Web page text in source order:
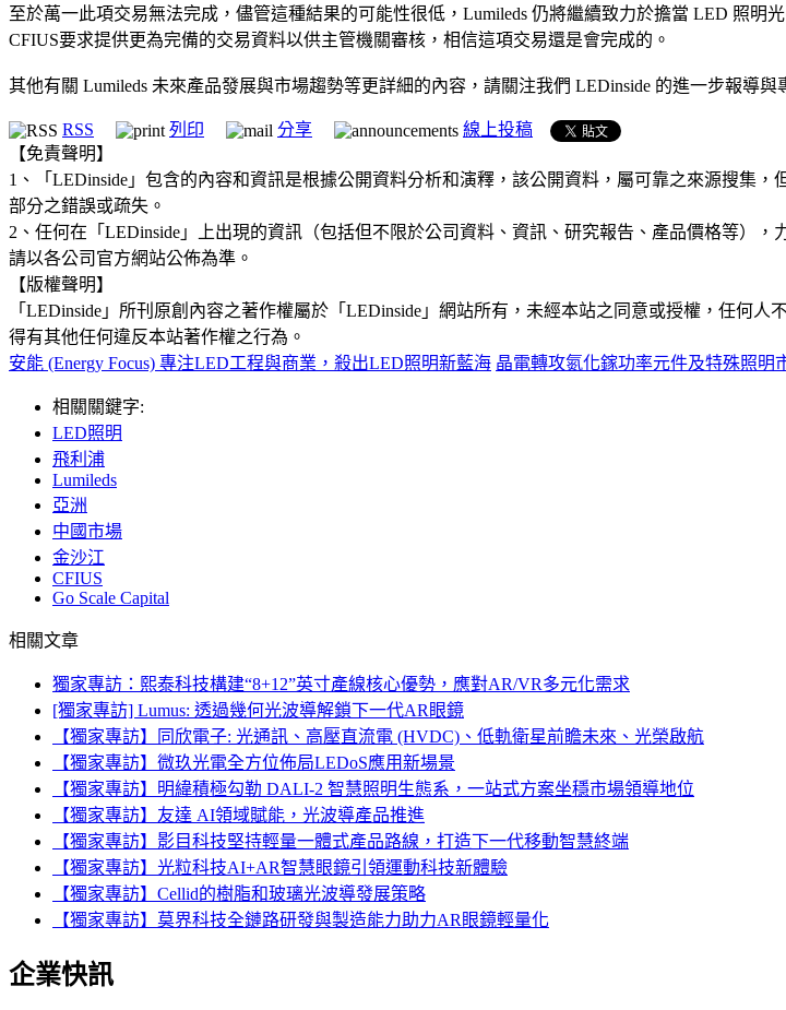
至於萬一此項交易無法完成，儘管這種結果的可能性很低，Lumileds 仍將繼續致力於擔當 LED 照
CFIUS要求提供更為完備的交易資料以供主管機關審核，相信這項交易還是會完成的。
其他有關 Lumileds 未來產品發展與市場趨勢等更詳細的內容，請關注我們 LEDinside 的進一步報導與
RSS 列印 分享
線上投稿
【免責聲明】
1、「LEDinside」包含的內容和資訊是根據公開資料分析和演釋，該公開資料，屬可靠之來源搜集
部分之錯誤或疏失。
2、任何在「LEDinside」上出現的資訊（包括但不限於公司資料、資訊、研究報告、產品價格等）
請以各公司官方網站公佈為準。
【版權聲明】
「LEDinside」所刊原創內容之著作權屬於「LEDinside」網站所有，未經本站之同意或授權，任何
得有其他任何違反本站著作權之行為。
安能 (Energy Focus) 專注LED工程與商業，殺出LED照明新藍海 晶電轉攻氮化鎵功率元件及特殊照明
相關關鍵字:
LED照明
飛利浦
Lumileds
亞洲
中國市場
金沙江
CFIUS
Go Scale Capital
相關文章
獨家專訪：熙泰科技構建“8+12”英寸產線核心優勢，應對AR/VR多元化需求
[獨家專訪] Lumus: 透過幾何光波導解鎖下一代AR眼鏡
【獨家專訪】同欣電子: 光通訊、高壓直流電 (HVDC)、低軌衛星前瞻未來、光榮啟航
【獨家專訪】微玖光電全方位佈局LEDoS應用新場景
【獨家專訪】明緯積極勾勒 DALI-2 智慧照明生態系，一站式方案坐穩市場領導地位
【獨家專訪】友達 AI領域賦能，光波導產品推進
【獨家專訪】影目科技堅持輕量一體式產品路線，打造下一代移動智慧終端
【獨家專訪】光粒科技AI+AR智慧眼鏡引領運動科技新體驗
【獨家專訪】Cellid的樹脂和玻璃光波導發展策略
【獨家專訪】莫界科技全鏈路研發與製造能力助力AR眼鏡輕量化
企業快訊